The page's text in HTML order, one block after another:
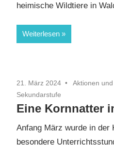
heimische Wildtiere in
Weiterlesen
21. März 2024 Aktionen
Sekundarstufe
Eine Kornnatter
Anfang März wurde in der
besondere